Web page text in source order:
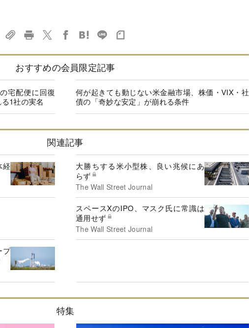
おすすめの会員限定記事
宅配便に回復
1社の実名
何が起きても動じない米金融市場、株価・VIX・社
債の「奇妙な安定」が崩れる条件
関連記事
経
大勝ちする米小型株、良い兆候にあ
らず
The Wall Street Journal
スペースXのIPO、マスク氏に常識は
通用せず
The Wall Street Journal
プ
特集